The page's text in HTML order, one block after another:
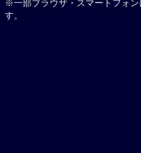
※一部ブラウザ・スマートフォ
す。